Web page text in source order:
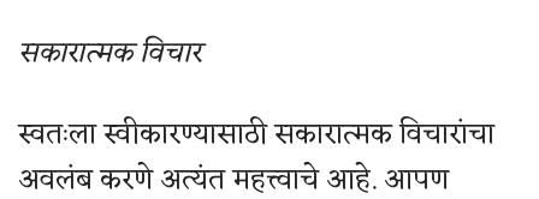
सकारात्मक विचार
स्वतःला स्वीकारण्यासाठी सकारात्मक विचारांचा
अवलंब करणे अत्यंत महत्त्वाचे आहे. आपण